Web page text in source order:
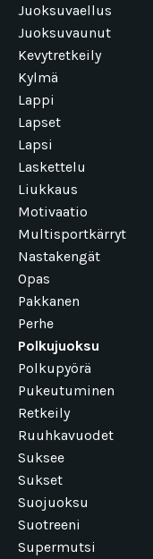
Juoksuvaellus
Juoksuvaunut
Kevytretkeily
Kylmä
Lappi
Lapset
Lapsi
Laskettelu
Liukkaus
Motivaatio
Multisportkärryt
Nastakengät
Opas
Pakkanen
Perhe
Polkujuoksu
Polkupyörä
Pukeutuminen
Retkeily
Ruuhkavuodet
Suksee
Sukset
Suojuoksu
Suotreeni
Supermutsi